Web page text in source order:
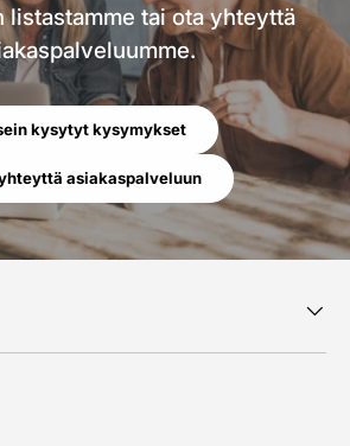
listastamme tai ota yhteyttä
kysytyt kysymykset
asiakaspalveluun